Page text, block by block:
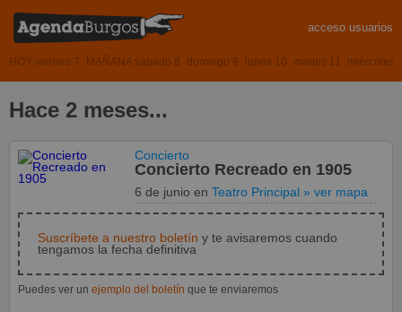
acceso usuarios
HOY viernes 7 MAÑANA sábado 8 domingo 9 lunes 10 martes 11 miércoles
Hace 2 meses...
Concierto
Concierto Recreado en 1905
6 de junioenTeatro Principal » ver mapa
Suscríbete a nuestro boletín y te avisaremos cuando
tengamos la fecha definitiva
Puedes ver un ejemplo del boletín que te enviaremos